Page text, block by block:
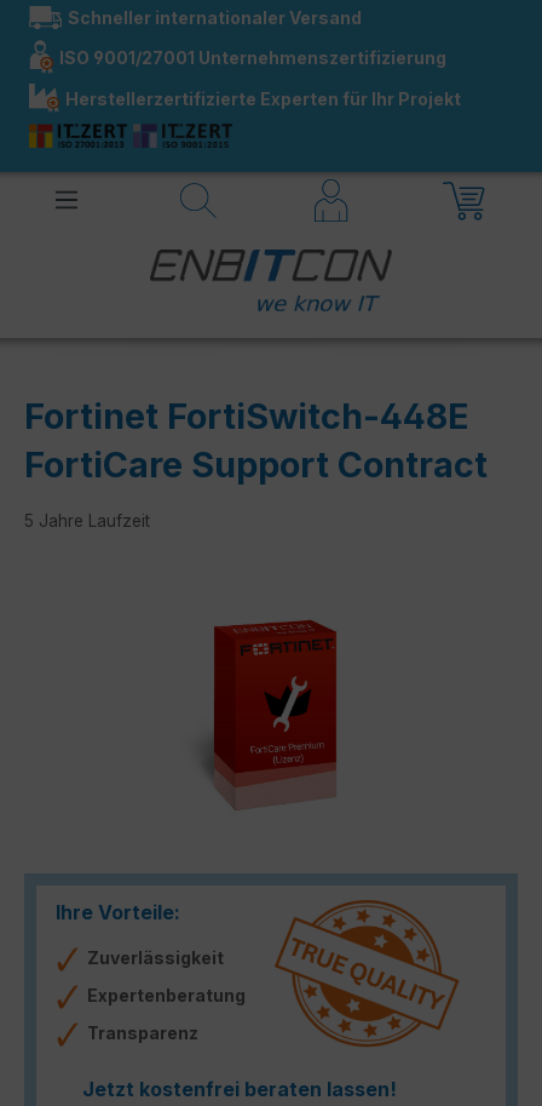
springen
Schneller internationaler Versand
ISO 9001/27001 Unternehmenszertifizierung
Herstellerzertifizierte Experten für Ihr Projekt
Fortinet FortiSwitch-448E
FortiCare Support Contract
5 Jahre Laufzeit
Ihre Vorteile:
Zuverlässigkeit
Expertenberatung
Transparenz
Jetzt kostenfrei beraten lassen!